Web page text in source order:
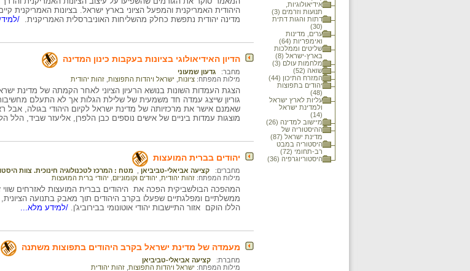
אידיאולוגיות,
תנועות וזרמים (3)
דתות והגות דתית
(30)
ערים, מדינות
ואימפריות (64)
שליטים וממלכות
בארץ-ישראל (8)
מלחמות עולם (3)
שואה (52)
המזרח התיכון (44)
יהודים בתפוצות
(48)
עליות לארץ ישראל
ולמדינת ישראל
(14)
מיישוב למדינה (26)
ההיסטוריה של
מדינת ישראל (87)
היסטוריה במבט
רב-תחומי (72)
היסטוריוגרפיה (36)
היהודית האמריקנית והמפעל הציוני בארץ ישראל. בציונות האמריקנית
מדינה יהודית נתפשת כחלק מהשליחות האוניברסלית האמריקנית. /
הדיון האידיאולוגי בציונות בעקבות כינון המדינה
מחבר:
גדעון שמעוני
מילות המפתח: ציונות ישראל ויהדות התפוצות זהות יהודית
הצגת העמדות השונות בנושא הרעיון הציוני לאחר הקמתה של מדינת
גוריון שייצג עמדה חד משמעית של שלילת הגלות אך לא התעלם
שאמנם אישר את מרכזיותה של מדינת ישראל לקיום היהודי בגולה,
מוצגות עמדות ביניים של אישים נוספים כבן הלפרן, אליעזר שביד, הלל
יהודים בברית המועצות
מחברים: קציעה אביאלי-טביביאן
מטח : המרכז לטכנולוגיה חינוכית. צוות
מילות המפתח: זהות יהודית יהודים וקומוניזם יהודי ברית המועצות
המהפכה הבולשביקית הפכה את היהודים בברית המועצות לאזרחים שווי
ממשלתיים ומפלגתיים שפעלו בקרב היהודים תוך מאבק בתנועה
הללו הוקם אזור התיישבות יהודי אוטונומי בבירוביג'ן. /למידע מלא...
מעמדה של מדינת ישראל בקרב היהודים בתפוצות משתנה
מחברת:
קציעה אביאלי-טביביאן
מילות המפתח: ישראל ויהדות התפוצות זהות יהודית